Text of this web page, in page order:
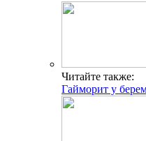
Читайте также:
Гайморит у